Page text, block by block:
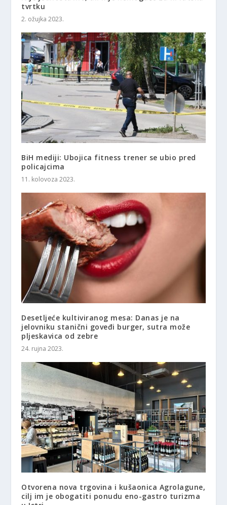
tvrtku
2. ožujka 2023.
BiH mediji: Ubojica fitness trener se ubio pred
policajcima
11. kolovoza 2023.
Desetljeće kultiviranog mesa: Danas je na
jelovniku stanični goveđi burger, sutra može
pljeskavica od zebre
24. rujna 2023.
Otvorena nova trgovina i kušaonica Agrolagune,
cilj im je obogatiti ponudu eno-gastro turizma